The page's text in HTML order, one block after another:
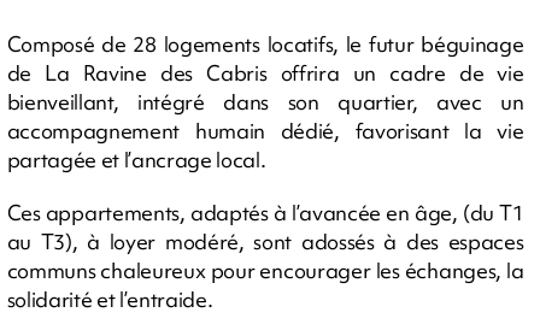
Composé de 28 logements locatifs, le futur béguinage
de La Ravine des Cabris offrira un cadre de vie
bienveillant, intégré dans son quartier, avec un
accompagnement humain dédié, favorisant la vie
partagée et l’ancrage local.
Ces appartements, adaptés à l’avancée en âge, (du T1
au T3), à loyer modéré, sont adossés à des espaces
communs chaleureux pour encourager les échanges, la
solidarité et l’entraide.